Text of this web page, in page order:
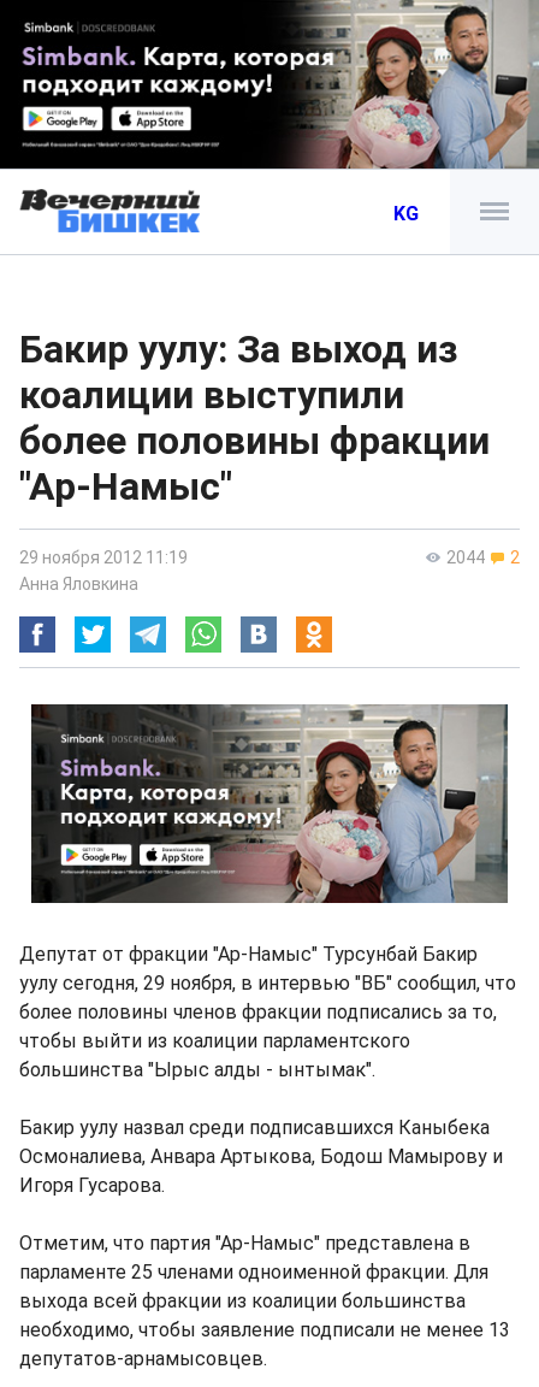
KG
Бакир уулу: За выход из
коалиции выступили
более половины фракции
"Ар-Намыс"
2044 2
29 ноября 2012 11:19
Анна Яловкина
Депутат от фракции "Ар-Намыс" Турсунбай Бакир
уулу сегодня, 29 ноября, в интервью "ВБ" сообщил, что
более половины членов фракции подписались за то,
чтобы выйти из коалиции парламентского
большинства "Ырыс алды - ынтымак".
Бакир уулу назвал среди подписавшихся Каныбека
Осмоналиева, Анвара Артыкова, Бодош Мамырову и
Игоря Гусарова.
Отметим, что партия "Ар-Намыс" представлена в
парламенте 25 членами одноименной фракции. Для
выхода всей фракции из коалиции большинства
необходимо, чтобы заявление подписали не менее 13
депутатов-арнамысовцев.